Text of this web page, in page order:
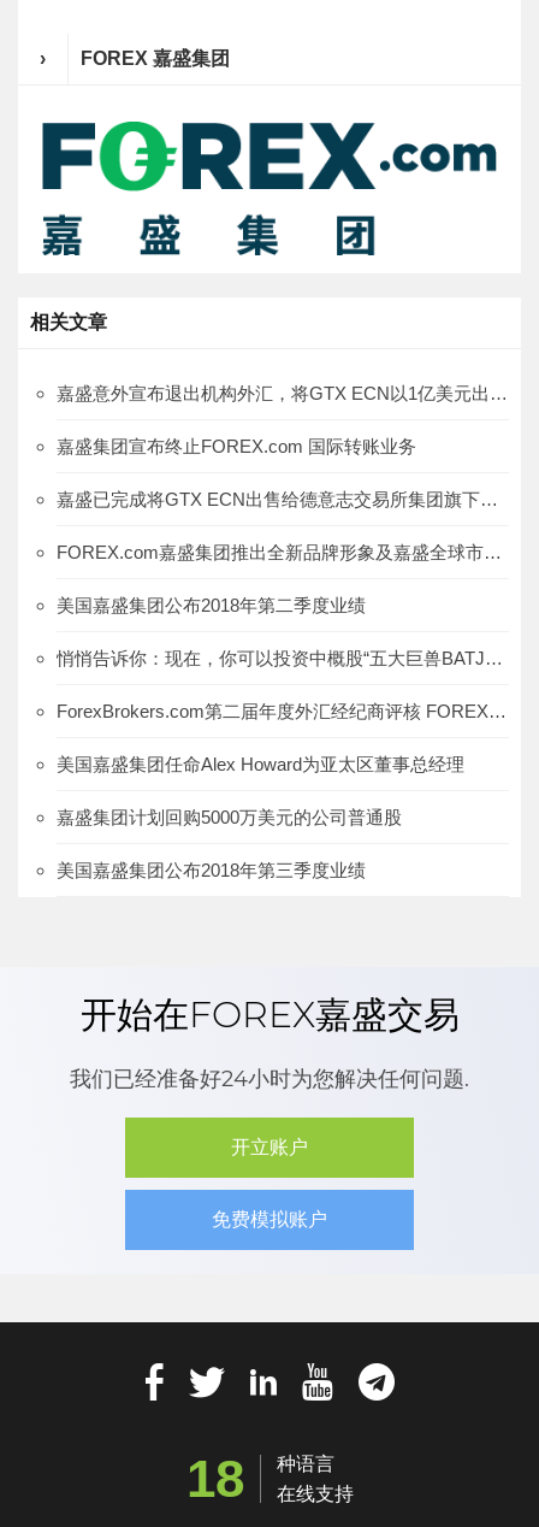
› FOREX 嘉盛集团
相关文章
嘉盛意外宣布退出机构外汇，将GTX ECN以1亿美元出售给德意志交易所
嘉盛集团宣布终止FOREX.com 国际转账业务
嘉盛已完成将GTX ECN出售给德意志交易所集团旗下的360T
FOREX.com嘉盛集团推出全新品牌形象及嘉盛全球市场全新服务
美国嘉盛集团公布2018年第二季度业绩
悄悄告诉你：现在，你可以投资中概股“五大巨兽BATJM”啦！
ForexBrokers.com第二届年度外汇经纪商评核 FOREX.com嘉盛集团荣获八项大奖
美国嘉盛集团任命Alex Howard为亚太区董事总经理
嘉盛集团计划回购5000万美元的公司普通股
美国嘉盛集团公布2018年第三季度业绩
开始在FOREX嘉盛交易
我们已经准备好24小时为您解决任何问题.
开立账户
免费模拟账户
18
种语言
在线支持